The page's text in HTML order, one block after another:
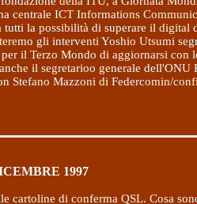
centrale ICT Informations
tutti la possibilità di superare il digital
gli interventi Yoshio Utsumi
il Terzo Mondo di aggiornarsi con
il segretarioo generale dell'ONU
Stefano Mazzoni di Federcomin/
1997
cartoline di conferma QSL. Cosa